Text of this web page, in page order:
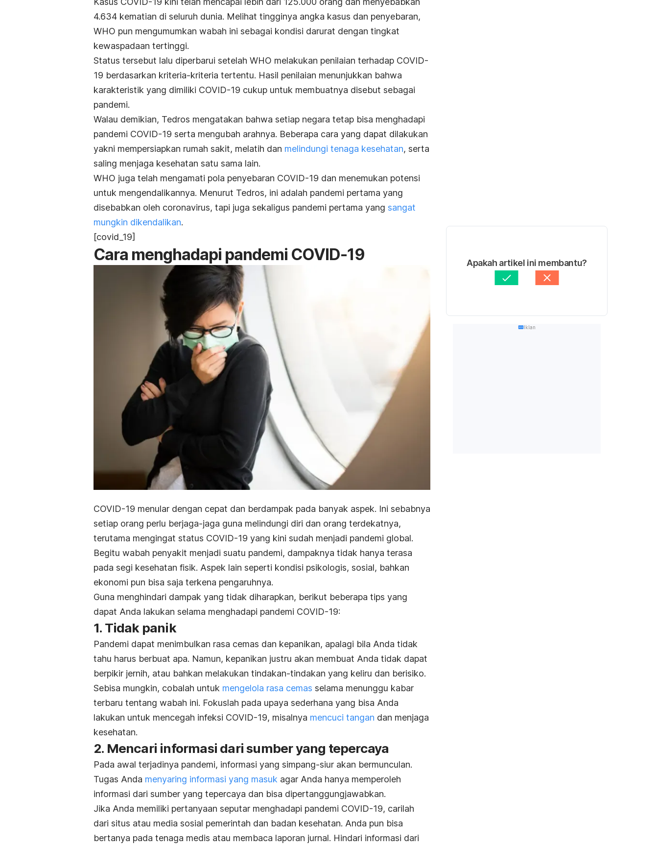
4.634 kematian di seluruh dunia. Melihat tingginya angka kasus dan penyebaran,
WHO pun mengumumkan wabah ini sebagai kondisi darurat dengan tingkat
kewaspadaan tertinggi.
Status tersebut lalu diperbarui setelah WHO melakukan penilaian terhadap COVID-
19 berdasarkan kriteria-kriteria tertentu. Hasil penilaian menunjukkan bahwa
karakteristik yang dimiliki COVID-19 cukup untuk membuatnya disebut sebagai
pandemi.
Walau demikian, Tedros mengatakan bahwa setiap negara tetap bisa menghadapi
pandemi COVID-19 serta mengubah arahnya. Beberapa cara yang dapat dilakukan
yakni mempersiapkan rumah sakit, melatih dan melindungi tenaga kesehatan, serta
saling menjaga kesehatan satu sama lain.
WHO juga telah mengamati pola penyebaran COVID-19 dan menemukan potensi
untuk mengendalikannya. Menurut Tedros, ini adalah pandemi pertama yang
disebabkan oleh coronavirus, tapi juga sekaligus pandemi pertama yang sangat
mungkin dikendalikan.
[covid_19]
Cara menghadapi pandemi COVID-19
COVID-19 menular dengan cepat dan berdampak pada banyak aspek. Ini sebabnya
setiap orang perlu berjaga-jaga guna melindungi diri dan orang terdekatnya,
terutama mengingat status COVID-19 yang kini sudah menjadi pandemi global.
Begitu wabah penyakit menjadi suatu pandemi, dampaknya tidak hanya terasa
pada segi kesehatan fisik. Aspek lain seperti kondisi psikologis, sosial, bahkan
ekonomi pun bisa saja terkena pengaruhnya.
Guna menghindari dampak yang tidak diharapkan, berikut beberapa tips yang
dapat Anda lakukan selama menghadapi pandemi COVID-19:
1. Tidak panik
Pandemi dapat menimbulkan rasa cemas dan kepanikan, apalagi bila Anda tidak
tahu harus berbuat apa. Namun, kepanikan justru akan membuat Anda tidak dapat
berpikir jernih, atau bahkan melakukan tindakan-tindakan yang keliru dan berisiko.
Sebisa mungkin, cobalah untuk mengelola rasa cemas selama menunggu kabar
terbaru tentang wabah ini. Fokuslah pada upaya sederhana yang bisa Anda
lakukan untuk mencegah infeksi COVID-19, misalnya mencuci tangan dan menjaga
kesehatan.
2. Mencari informasi dari sumber yang tepercaya
Pada awal terjadinya pandemi, informasi yang simpang-siur akan bermunculan.
Tugas Anda menyaring informasi yang masuk agar Anda hanya memperoleh
informasi dari sumber yang tepercaya dan bisa dipertanggungjawabkan.
Jika Anda memiliki pertanyaan seputar menghadapi pandemi COVID-19, carilah
dari situs atau media sosial pemerintah dan badan kesehatan. Anda pun bisa
bertanya pada tenaga medis atau membaca laporan jurnal. Hindari informasi dari
Apakah artikel ini membantu?
Iklan